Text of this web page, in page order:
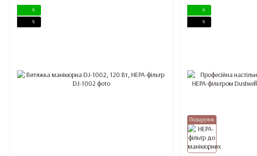
4
4
Подарунок
4
4